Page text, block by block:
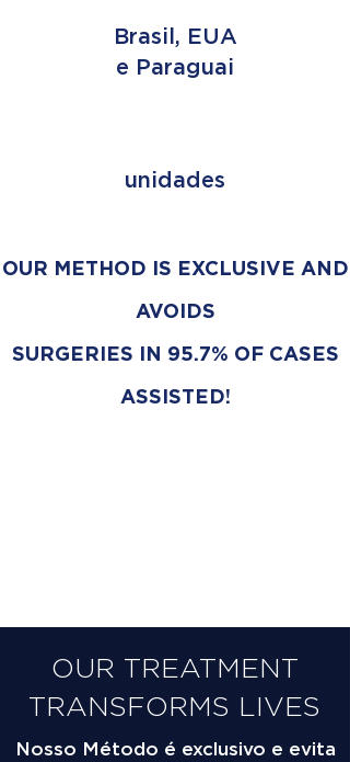
Brasil, EUA
e Paraguai
unidades
OUR METHOD IS EXCLUSIVE AND
AVOIDS
SURGERIES IN 95.7% OF CASES
ASSISTED!
OUR TREATMENT
TRANSFORMS LIVES
Nosso Método é exclusivo e evita